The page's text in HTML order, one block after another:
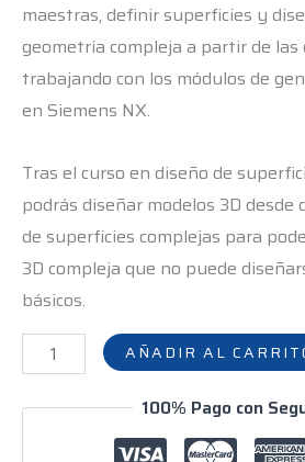
maestras, definir superficies y
geometría compleja a partir de las
trabajando con los módulos de
en Siemens NX.
Tras el curso en diseño de
podrás diseñar modelos 3D desde
de superficies complejas para
3D compleja que no puede
básicos.
AÑADIR AL
100% Pago con